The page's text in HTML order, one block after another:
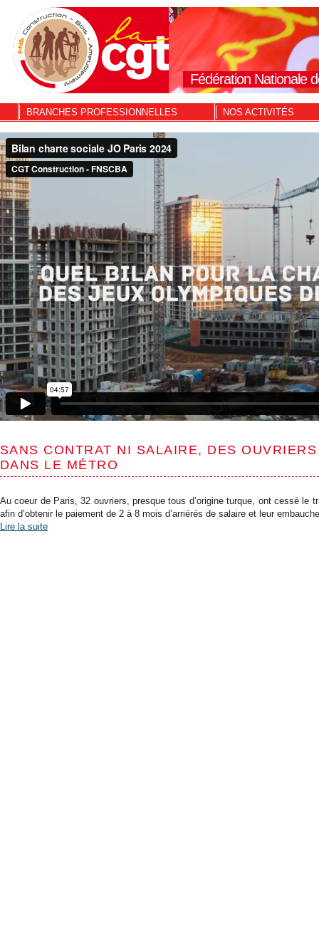
Fédération Nationale
BRANCHES PROFESSIONNELLES NOS ACTIVITÉS
SANS CONTRAT NI SALAIRE, DES
DANS LE MÉTRO
Au coeur de Paris, 32 ouvriers, presque tous d’origine turque, ont cessé le
afin d’obtenir le paiement de 2 à 8 mois d’arriérés de salaire et leur
Lire la suite